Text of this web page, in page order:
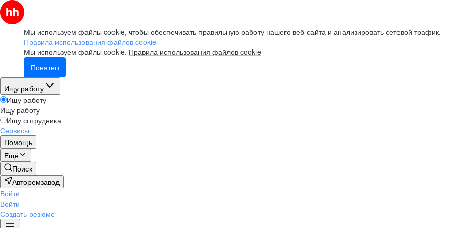
Мы используем файлы cookie, чтобы обеспечивать правильную работу нашего веб-сайта и анализировать сетевой трафик.
Правила использования файлов cookie
Мы используем файлы cookie. Правила использования файлов cookie
Понятно
Ищу работу
Ищу работу
Ищу работу
Ищу сотрудника
Сервисы
Помощь
Ещё
Поиск
Авторемзавод
Войти
Войти
Создать резюме